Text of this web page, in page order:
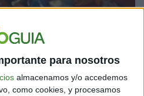
para nosotros
almacenamos y/o accedemos
como cookies, y procesamos
de cuarzo para purificar y